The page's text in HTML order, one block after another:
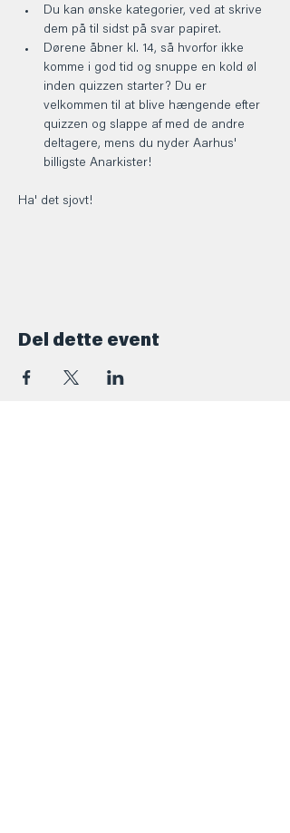
Du kan ønske kategorier, ved at skrive
dem på til sidst på svar papiret.
Dørene åbner kl. 14, så hvorfor ikke
komme i god tid og snuppe en kold øl
inden quizzen starter? Du er
velkommen til at blive hængende efter
quizzen og slappe af med de andre
deltagere, mens du nyder Aarhus'
billigste Anarkister!
Ha' det sjovt!
Del dette event